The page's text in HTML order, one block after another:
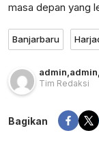
masa depan yang
Banjarbaru
admin admin
Tim Redaksi
Bagikan